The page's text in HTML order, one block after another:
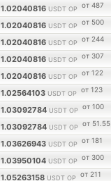
1.02040816 USDT OP от 487
1.02040816 USDT OP от 500
1.02040816 USDT OP от 244
1.02040816 USDT OP от 307
1.02040816 USDT OP от 122
1.02564103 USDT OP от 123
1.03092784 USDT OP от 100
1.03092784 USDT OP от 51.55
1.03626943 USDT OP от 181
1.03950104 USDT OP от 300
1.05263158 USDT OP от 211